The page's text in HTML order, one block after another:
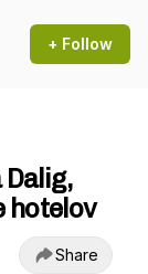
+ Follow
Dalig,
hotelov
Share